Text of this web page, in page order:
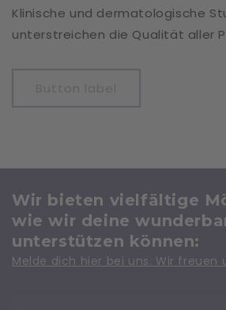
Klinische und dermatologische
unterstreichen die Qualität aller
Wir bieten vielfältige
wie wir deine
unterstützen können:
Melde dich hier bei uns. Wir